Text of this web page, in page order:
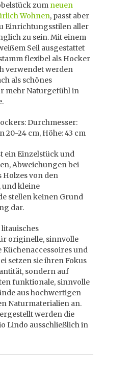
zum neuen
Wohnen, passt aber
Einrichtungsstilen aller
zu sein. Mit einem
Seil ausgestattet
flexibel als Hocker
verwendet werden
als schönes
mehr Naturgefühl in
Durchmesser:
20-24 cm, Höhe: 43 cm
ein Einzelstück und
Abweichungen bei
Holzes von den
kleine
stellen keinen Grund
dar.
litauisches
originelle, sinnvolle
und
setzen sie ihren Fokus
sondern auf
funktionale, sinnvolle
aus hochwertigen
Naturmaterialien an.
werden die
Lindo ausschließlich in